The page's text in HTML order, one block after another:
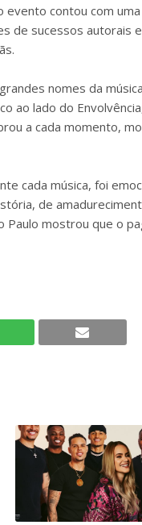
contou com
de sucessos autorais
nomes da
ao lado do
a cada momento,
cada música, foi
de
Paulo mostrou que o